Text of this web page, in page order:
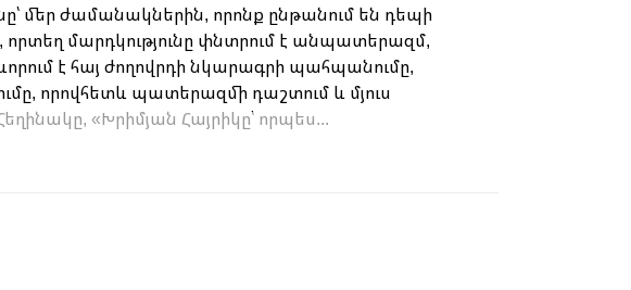
մեր ժամանակներին, որոնք ընթանում են դեպի
մարդկությունը փնտրում է անպատերազմ,
է հայ ժողովրդի նկարագրի պահպանումը,
որովհետև պատերազմի դաշտում և մյուս
«Խրիմյան Հայրիկը՝ որպես...